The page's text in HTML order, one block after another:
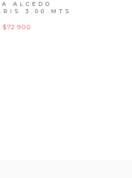
ALCEDO
3.00 MTS
$72.900